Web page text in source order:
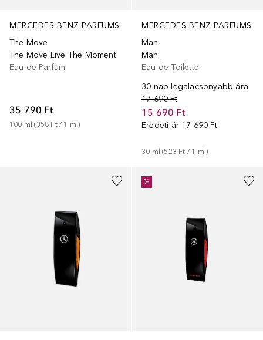
MERCEDES-BENZ PARFUMS
The Move
The Move Live The Moment
Eau de Parfum
35 790 Ft
100 ml (358 Ft / 1 ml)
MERCEDES-BENZ PARFUMS
Man
Man
Eau de Toilette
30 nap legalacsonyabb ára
17 690 Ft
15 690 Ft
Eredeti ár 17 690 Ft
30 ml (523 Ft / 1 ml)
%